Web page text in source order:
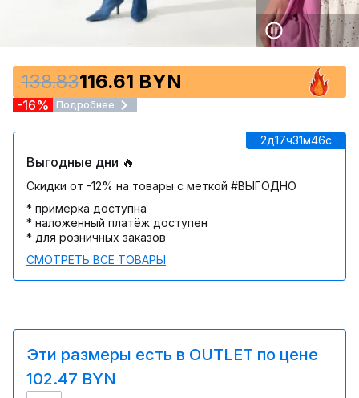
138.83116.61 BYN
-16% Подробнее
2д17ч31м46c
Выгодные дни 🔥
Скидки от -12% на товары с меткой #ВЫГОДНО
* примерка доступна
* наложенный платёж доступен
* для розничных заказов
СМОТРЕТЬ ВСЕ ТОВАРЫ
Эти размеры есть в OUTLET по цене
102.47 BYN